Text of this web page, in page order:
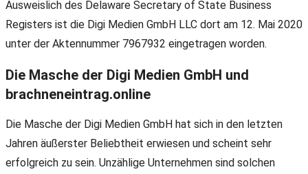
Ausweislich des Delaware Secretary of State Business
Registers ist die Digi Medien GmbH LLC dort am 12. Mai 2020
unter der Aktennummer 7967932 eingetragen worden.
Die Masche der Digi Medien GmbH und
brachneneintrag.online
Die Masche der Digi Medien GmbH hat sich in den letzten
Jahren äußerster Beliebtheit erwiesen und scheint sehr
erfolgreich zu sein. Unzählige Unternehmen sind solchen